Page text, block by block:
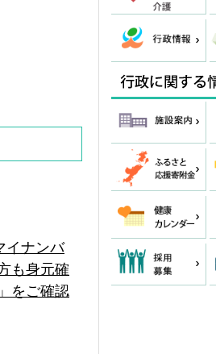
イナンバ
も身元確
をご確認